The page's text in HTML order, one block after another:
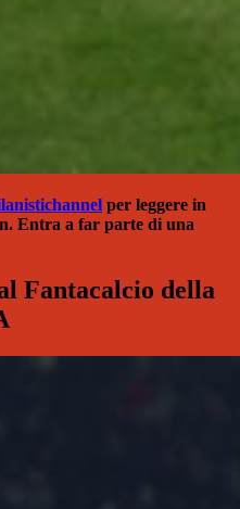
per leggere in
Entra a far parte di una
Fantacalcio della